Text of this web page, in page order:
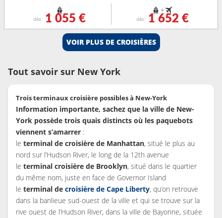
dès 1 055 €
+
dès 1 652 €
VOIR PLUS DE CROISIÈRES
Tout savoir sur New York
Trois terminaux croisière possibles à New-York
Information importante, sachez que la ville de New-
York possède trois quais distincts où les paquebots
viennent s’amarrer :
le terminal de croisière de Manhattan, situé le plus au
nord sur l’Hudson River, le long de la 12th avenue
le terminal croisière de Brooklyn, situé dans le quartier
du même nom, juste en face de Governor Island
le terminal de croisière de Cape Liberty, qu’on retrouve
dans la banlieue sud-ouest de la ville et qui se trouve sur la
rive ouest de l’Hudson River, dans la ville de Bayonne, située